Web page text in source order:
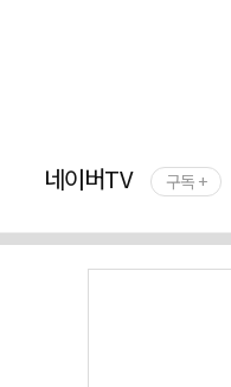
네이버TV 구독 +